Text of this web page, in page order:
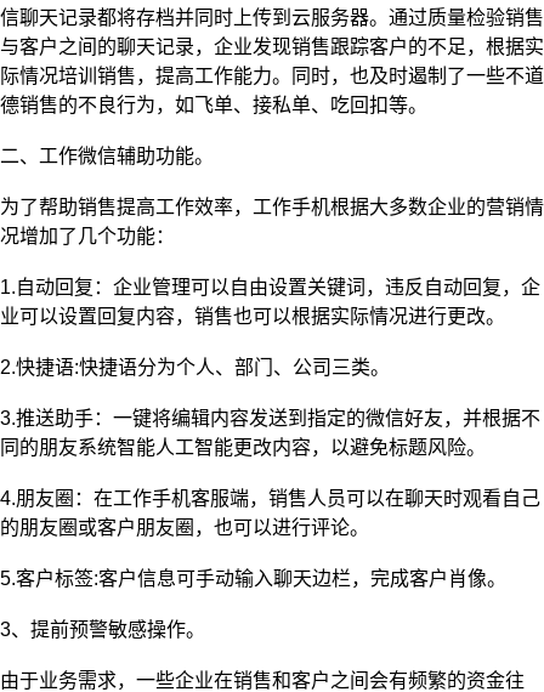
信聊天记录都将存档并同时上传到云服务器。通过质量检验销售
与客户之间的聊天记录，企业发现销售跟踪客户的不足，根据实
际情况培训销售，提高工作能力。同时，也及时遏制了一些不道
德销售的不良行为，如飞单、接私单、吃回扣等。
二、工作微信辅助功能。
为了帮助销售提高工作效率，工作手机根据大多数企业的营销情
况增加了几个功能：
1.自动回复：企业管理可以自由设置关键词，违反自动回复，企
业可以设置回复内容，销售也可以根据实际情况进行更改。
2.快捷语:快捷语分为个人、部门、公司三类。
3.推送助手：一键将编辑内容发送到指定的微信好友，并根据不
同的朋友系统智能人工智能更改内容，以避免标题风险。
4.朋友圈：在工作手机客服端，销售人员可以在聊天时观看自己
的朋友圈或客户朋友圈，也可以进行评论。
5.客户标签:客户信息可手动输入聊天边栏，完成客户肖像。
3、提前预警敏感操作。
由于业务需求，一些企业在销售和客户之间会有频繁的资金往